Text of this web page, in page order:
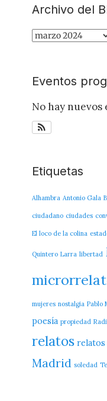
Archivo del
Archivo
Eventos
No hay nuevos
Etiquetas
Alhambra Antonio Gala
ciudadano ciudades
El loco de la colina
Quintero Larra libertad
mujeres nostalgia Pablo
poesía propiedad
relatos relatos
Madrid soledad